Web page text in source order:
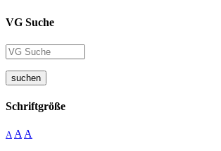
VG Suche
suchen
Schriftgröße
A A A